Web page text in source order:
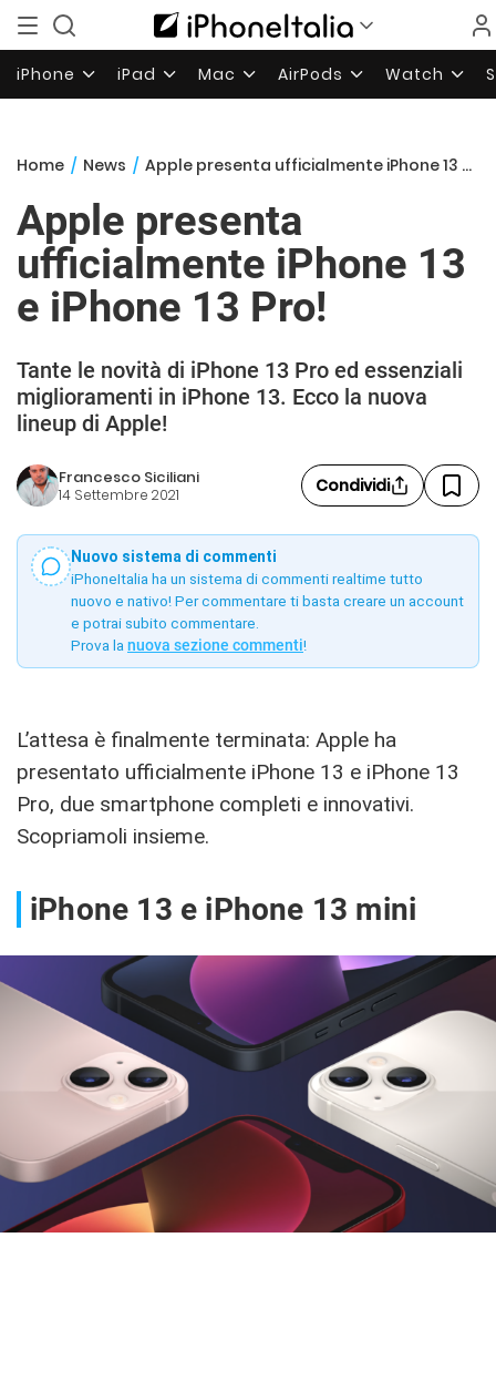
iPhone iPad Mac AirPods Watch
Home / News / Apple presenta ufficialmente iPhone 13 e iPhone 13 Pro!
Apple presenta
ufficialmente iPhone 13
e iPhone 13 Pro!
Tante le novità di iPhone 13 Pro ed essenziali
miglioramenti in iPhone 13. Ecco la nuova
lineup di Apple!
Francesco Siciliani
14 Settembre 2021 Condividi
Nuovo sistema di commenti
iPhoneItalia ha un sistema di commenti realtime tutto
nuovo e nativo! Per commentare ti basta creare un account
e potrai subito commentare.
Prova la nuova sezione commenti!
L’attesa è finalmente terminata: Apple ha
presentato ufficialmente iPhone 13 e iPhone 13
Pro, due smartphone completi e innovativi.
Scopriamoli insieme.
iPhone 13 e iPhone 13 mini